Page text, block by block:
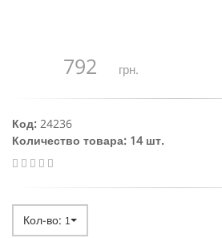
792 грн.
Код: 24236
Количество товара: 14 шт.
Кол-во: 1